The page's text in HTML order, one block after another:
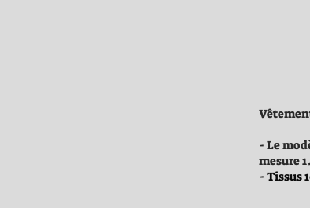
- Le
mesure
- Tissus